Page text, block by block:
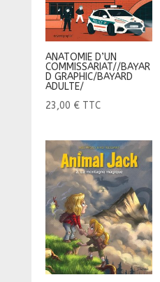
ANATOMIE D’UN
COMMISSARIAT//BAYAR
D GRAPHIC/BAYARD
ADULTE/
23,00 € TTC